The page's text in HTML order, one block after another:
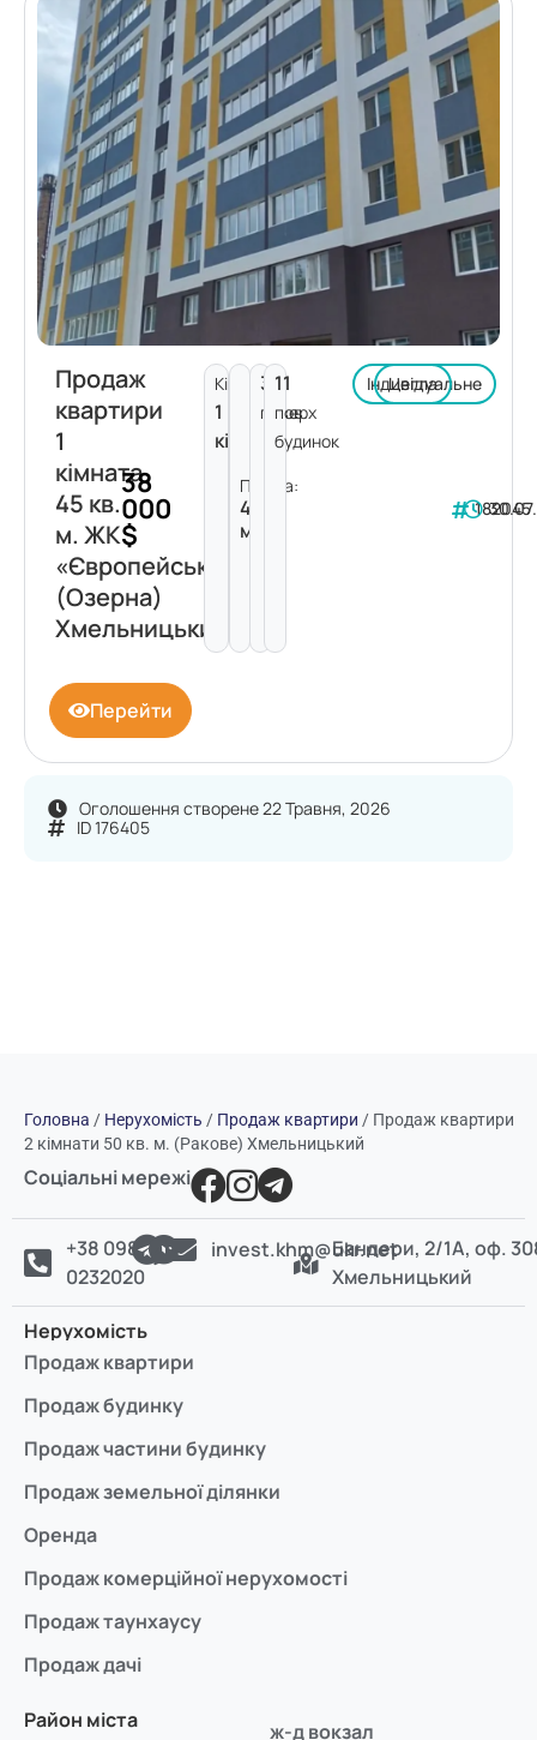
Оголошення створене 22 Травня, 2026
ID 176405
Продаж
квартири
1
кімната
45 кв.
м. ЖК
«Європейський»
(Озерна)
Хмельницький
38
000
$
Кімнат:
1
кімната
Площа:
45
м²
3
поверх
11
пов.
будинок
Індивідуальне
Цегла
182045
Перейти
Головна / Нерухомість / Продаж квартири / Продаж квартири
2 кімнати 50 кв. м. (Ракове) Хмельницький
Соціальні мережі
+38 098
0232020
invest.khm@ukr.netБандери, 2/1А, оф.
Хмельницький
Нерухомість
Продаж квартири
Продаж будинку
Продаж частини будинку
Продаж земельної ділянки
Оренда
Продаж комерційної нерухомості
Продаж таунхаусу
Продаж дачі
Район міста
ж-д вокзал